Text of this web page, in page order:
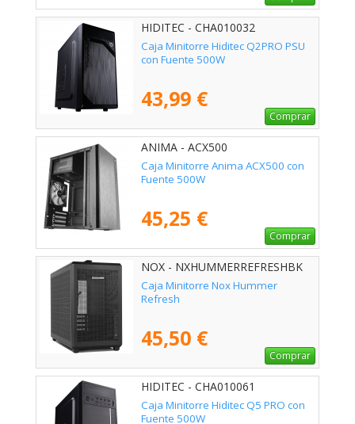
HIDITEC - CHA010032
Caja Minitorre Hiditec Q2PRO PSU
con Fuente 500W
43,99 €
Comprar
ANIMA - ACX500
Caja Minitorre Anima ACX500 con
Fuente 500W
45,25 €
Comprar
NOX - NXHUMMERREFRESHBK
Caja Minitorre Nox Hummer
Refresh
45,50 €
Comprar
HIDITEC - CHA010061
Caja Minitorre Hiditec Q5 PRO con
Fuente 500W